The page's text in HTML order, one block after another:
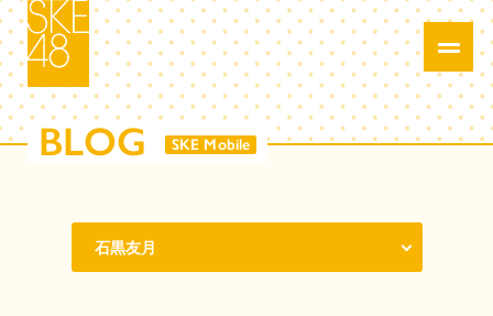
BLOG SKE Mobile